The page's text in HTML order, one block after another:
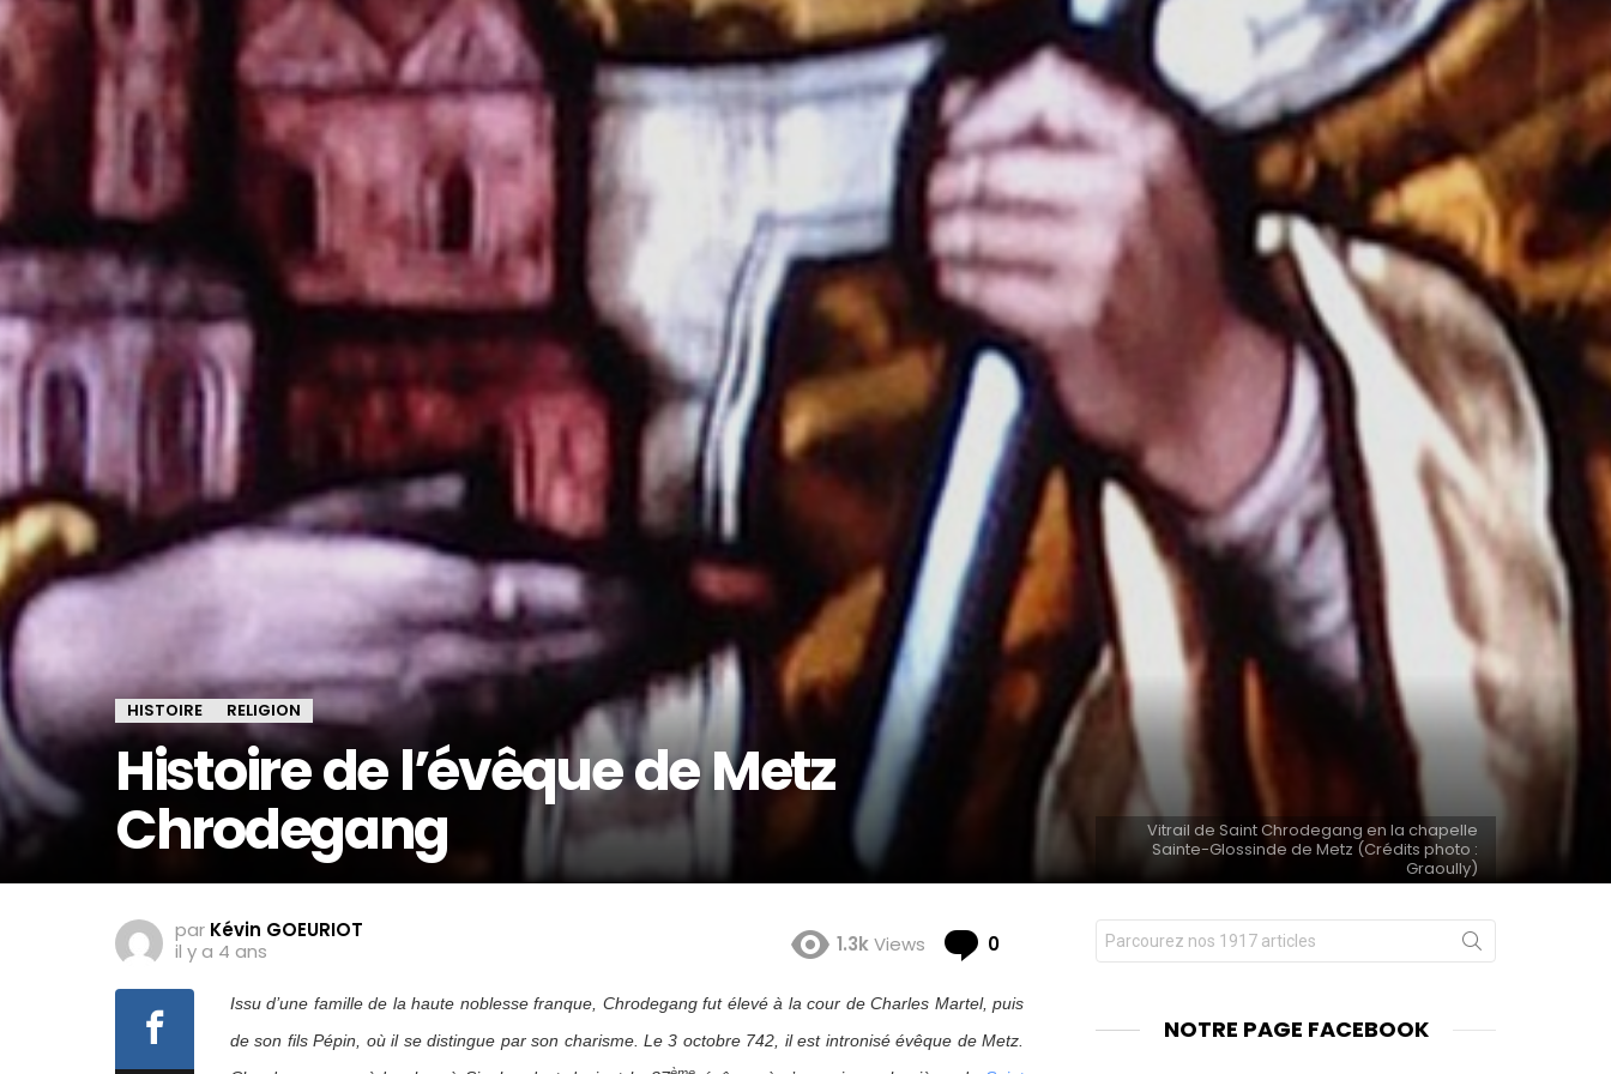
HISTOIRE RELIGION
Histoire de l’évêque de Metz
Chrodegang
Vitrail de Saint Chrodegang en la chapelle
Sainte-Glossinde de Metz (Crédits photo :
Graoully)
par Kévin GOEURIOT
il y a 4 ans
1.3kViews 0 Comments
Issu d’une famille de la haute noblesse franque, Chrodegang fut élevé à la cour de Charles Martel, puis
de son fils Pépin, où il se distingue par son charisme. Le 3 octobre 742, il est intronisé évêque de Metz.
Chercher
pour
NOTRE PAGE FACEBOOK